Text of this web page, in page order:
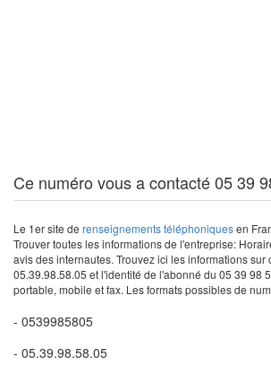
Ce numéro vous a contacté 05 39
Le 1er site de renseignements téléphoniquesen
Trouver toutes les informations de l'entreprise:
avis des internautes. Trouvez ici les informations
05.39.98.58.05 et l'identité de l'abonné du 05 39 98
portable, mobile et fax. Les formats possibles de
- 0539985805
- 05.39.98.58.05